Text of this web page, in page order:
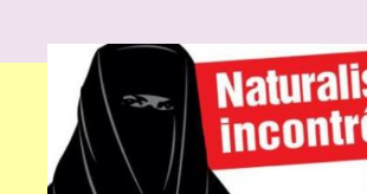
FACEBOOK
BLUESKY